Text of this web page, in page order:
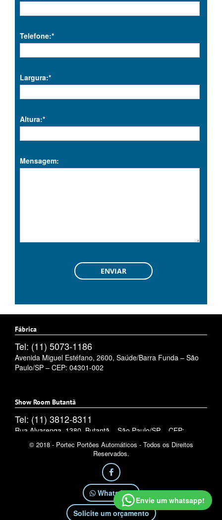
Telefone:*
Largura:*
Altura:*
Mensagem:
Fábrica
Tel: (11) 5073-1186
Avenida Miguel Estéfano, 2600, Saúde/Barra Funda – São
Paulo/SP – CEP: 04301-002
Show Room Butantã
Tel: (11) 3812-8311
Rua Alvarenga, 1380, Butantã – São Paulo/SP – CEP:
05509-002
© 2018 - Portec Portões Automáticos - Todos os Direitos
Reservados.
WhatsApp
Solicite um orçamento
Envie um whatsapp!